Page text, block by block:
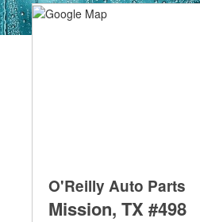
O'Reilly Auto Parts
Mission, TX #498